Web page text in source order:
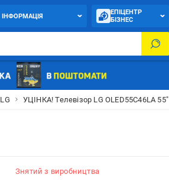
ІНФОРМАЦІЯ
ЕПІЦЕНТР
БІЗНЕС
LG УЦІНКА! Телевізор LG OLED55C46LA 55"
Знятий з виробництва